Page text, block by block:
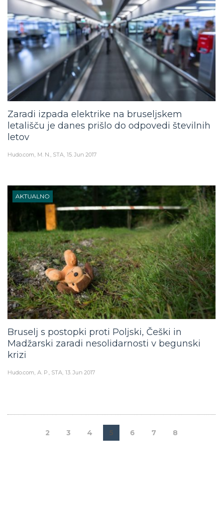
Zaradi izpada elektrike na bruseljskem
letališču je danes prišlo do odpovedi številnih
letov
Hudo.com M. N., STA 15. Jun 2017
AKTUALNO
Bruselj s postopki proti Poljski, Češki in
Madžarski zaradi nesolidarnosti v begunski
krizi
Hudo.com A. P., STA 13. Jun 2017
2 3 4 5 6 7 8